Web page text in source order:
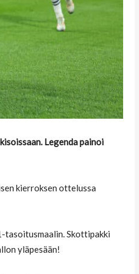
Legenda painoi
kierroksen ottelussa
tasoitusmaalin. Skottipakki
yläpesään!